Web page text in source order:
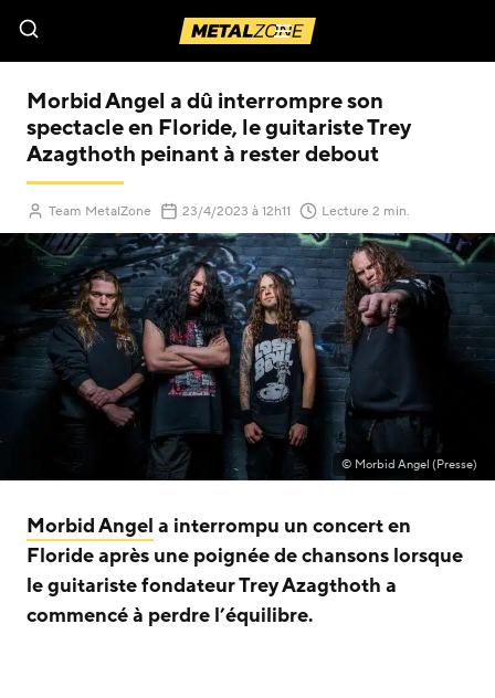
Menu
Morbid Angel a dû interrompre son
spectacle en Floride, le guitariste Trey
Azagthoth peinant à rester debout
Team MetalZone 23/4/2023 (Mis à jour le)
à 12h11 Lecture 2 min.
© Morbid Angel (Presse)
Morbid Angel a interrompu un concert en
Floride après une poignée de chansons lorsque
le guitariste fondateur Trey Azagthoth a
commencé à perdre l’équilibre.